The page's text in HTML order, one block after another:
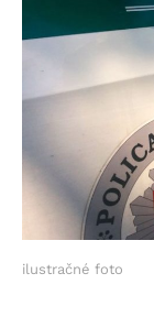
ilustračné foto